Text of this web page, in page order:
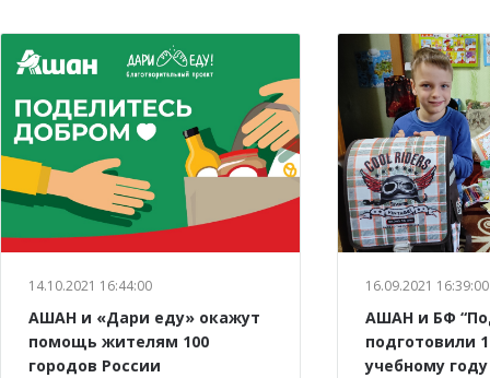
14.10.2021 16:44:00
АШАН и «Дари еду» окажут
помощь жителям 100
городов России
16.09.2021 16:39:00
АШАН и БФ
подготовили
учебному году